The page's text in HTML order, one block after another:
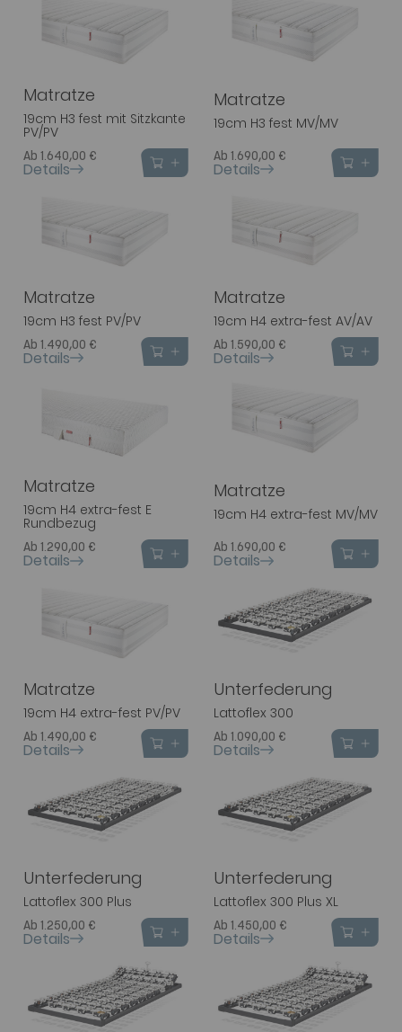
Matratze
19cm H3 fest mit Sitzkante
PV/PV
Ab 1.640,00 €
Details
Matratze
19cm H3 fest MV/MV
Ab 1.690,00 €
Details
Matratze
19cm H3 fest PV/PV
Ab 1.490,00 €
Details
Matratze
19cm H4 extra-fest AV/AV
Ab 1.590,00 €
Details
Matratze
19cm H4 extra-fest E
Rundbezug
Ab 1.290,00 €
Details
Matratze
19cm H4 extra-fest MV/MV
Ab 1.690,00 €
Details
Matratze
19cm H4 extra-fest PV/PV
Ab 1.490,00 €
Details
Unterfederung
Lattoflex 300
Ab 1.090,00 €
Details
Unterfederung
Lattoflex 300 Plus
Ab 1.250,00 €
Details
Unterfederung
Lattoflex 300 Plus XL
Ab 1.450,00 €
Details